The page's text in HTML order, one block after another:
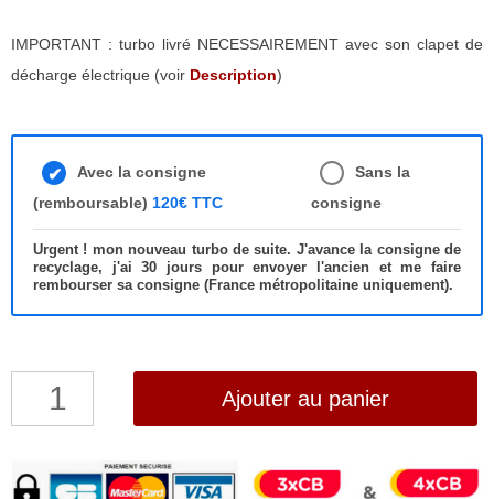
IMPORTANT : turbo livré NECESSAIREMENT avec son clapet de
décharge électrique (voir Description)
Avec la consigne
(remboursable) 120€ TTC
Sans la
consigne
Urgent ! mon nouveau turbo de suite. J'avance la consigne de
recyclage, j'ai 30 jours pour envoyer l'ancien et me faire
rembourser sa consigne (France métropolitaine uniquement).
quantité
Citroen
Ajouter au panier